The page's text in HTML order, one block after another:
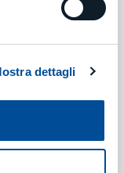
dettagli